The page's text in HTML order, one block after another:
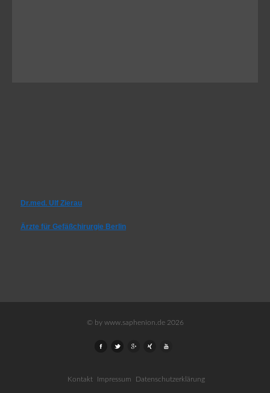
Dr.med. Ulf Zierau
Ärzte für Gefäßchirurgie Berlin
© by www.saphenion.de 2026
Kontakt Impressum Datenschutzerklärung